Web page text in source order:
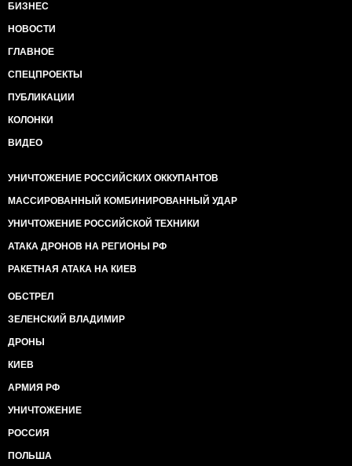
БИЗНЕС
НОВОСТИ
ГЛАВНОЕ
СПЕЦПРОЕКТЫ
ПУБЛИКАЦИИ
КОЛОНКИ
ВИДЕО
УНИЧТОЖЕНИЕ РОССИЙСКИХ ОККУПАНТОВ
МАССИРОВАННЫЙ КОМБИНИРОВАННЫЙ УДАР
УНИЧТОЖЕНИЕ РОССИЙСКОЙ ТЕХНИКИ
АТАКА ДРОНОВ НА РЕГИОНЫ РФ
РАКЕТНАЯ АТАКА НА КИЕВ
ОБСТРЕЛ
ЗЕЛЕНСКИЙ ВЛАДИМИР
ДРОНЫ
КИЕВ
АРМИЯ РФ
УНИЧТОЖЕНИЕ
РОССИЯ
ПОЛЬША